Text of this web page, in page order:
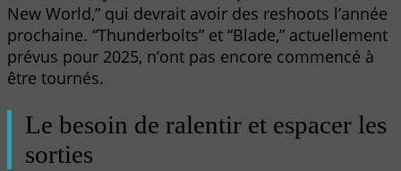
New World,” qui devrait avoir des reshoots l’année
prochaine. “Thunderbolts” et “Blade,” actuellement
prévus pour 2025, n’ont pas encore commencé à
être tournés.
Le besoin de ralentir et espacer les
sorties